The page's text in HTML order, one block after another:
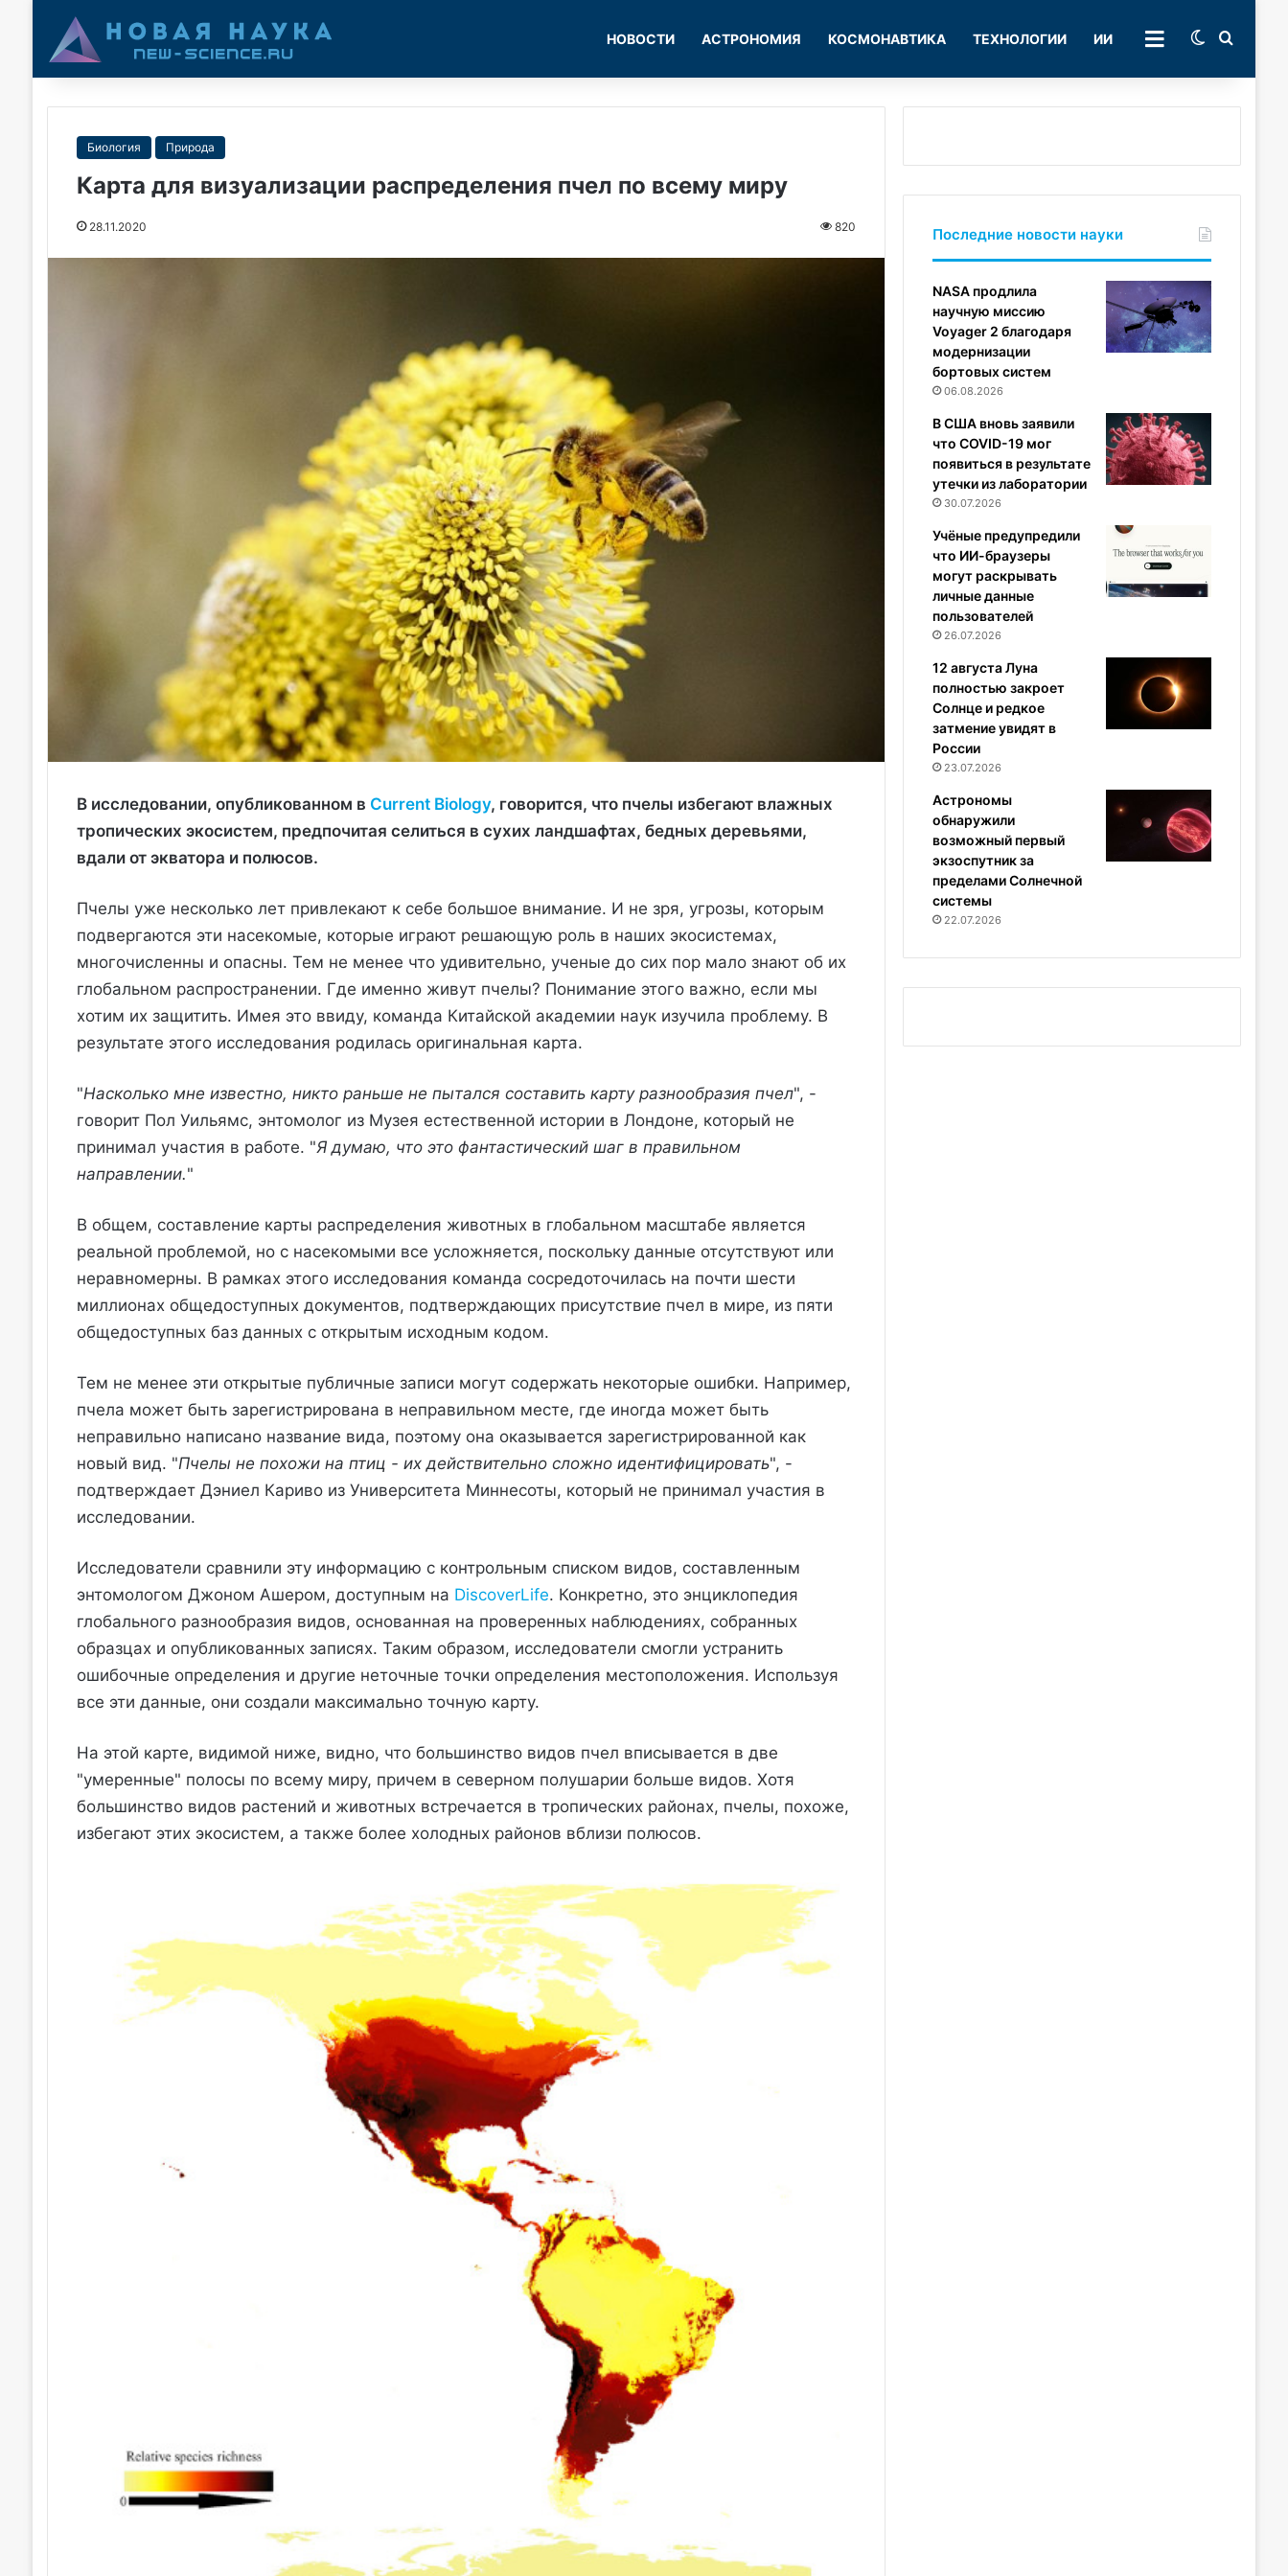
НОВОСТИ АСТРОНОМИЯ КОСМОНАВТИКА ТЕХНОЛОГИИ ИИ РУБРИКИSwitch skin
Биология Природа
Карта для визуализации распределения пчел по всему миру
28.11.2020 820
В исследовании, опубликованном в Current Biology, говорится, что пчелы избегают влажных
тропических экосистем, предпочитая селиться в сухих ландшафтах, бедных деревьями,
вдали от экватора и полюсов.
Пчелы уже несколько лет привлекают к себе большое внимание. И не зря, угрозы, которым
подвергаются эти насекомые, которые играют решающую роль в наших экосистемах,
многочисленны и опасны. Тем не менее что удивительно, ученые до сих пор мало знают об их
глобальном распространении. Где именно живут пчелы? Понимание этого важно, если мы
хотим их защитить. Имея это ввиду, команда Китайской академии наук изучила проблему. В
результате этого исследования родилась оригинальная карта.
"Насколько мне известно, никто раньше не пытался составить карту разнообразия пчел", -
говорит Пол Уильямс, энтомолог из Музея естественной истории в Лондоне, который не
принимал участия в работе. "Я думаю, что это фантастический шаг в правильном
направлении."
В общем, составление карты распределения животных в глобальном масштабе является
реальной проблемой, но с насекомыми все усложняется, поскольку данные отсутствуют или
неравномерны. В рамках этого исследования команда сосредоточилась на почти шести
миллионах общедоступных документов, подтверждающих присутствие пчел в мире, из пяти
общедоступных баз данных с открытым исходным кодом.
Тем не менее эти открытые публичные записи могут содержать некоторые ошибки. Например,
пчела может быть зарегистрирована в неправильном месте, где иногда может быть
неправильно написано название вида, поэтому она оказывается зарегистрированной как
новый вид. "Пчелы не похожи на птиц - их действительно сложно идентифицировать", -
подтверждает Дэниел Кариво из Университета Миннесоты, который не принимал участия в
исследовании.
Исследователи сравнили эту информацию с контрольным списком видов, составленным
энтомологом Джоном Ашером, доступным на DiscoverLife. Конкретно, это энциклопедия
глобального разнообразия видов, основанная на проверенных наблюдениях, собранных
образцах и опубликованных записях. Таким образом, исследователи смогли устранить
ошибочные определения и другие неточные точки определения местоположения. Используя
все эти данные, они создали максимально точную карту.
На этой карте, видимой ниже, видно, что большинство видов пчел вписывается в две
"умеренные" полосы по всему миру, причем в северном полушарии больше видов. Хотя
большинство видов растений и животных встречается в тропических районах, пчелы, похоже,
избегают этих экосистем, а также более холодных районов вблизи полюсов.
Последние новости науки
NASA продлила
научную миссию
Voyager 2 благодаря
модернизации
бортовых систем
06.08.2026
В США вновь заявили
что COVID-19 мог
появиться в результате
утечки из лаборатории
30.07.2026
Учёные предупредили
что ИИ-браузеры
могут раскрывать
личные данные
пользователей
26.07.2026
12 августа Луна
полностью закроет
Солнце и редкое
затмение увидят в
России
23.07.2026
Астрономы
обнаружили
возможный первый
экзоспутник за
пределами Солнечной
системы
22.07.2026